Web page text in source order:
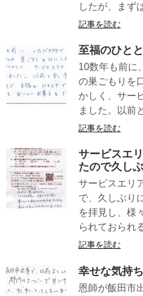
したが、まず
記事を読む
至福のひと
10数年も前に
の巣ごもりを
かしく、サー
ました。以前
記事を読む
サービスエ
たので久し
サービスエリ
で、久しぶり
を拝見し、様
られておられ
記事を読む
幸せな気持
恩師が飯田市